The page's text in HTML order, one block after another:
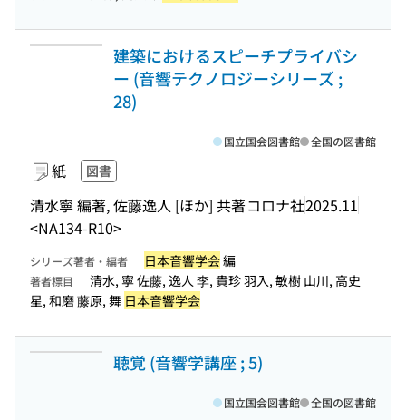
建築におけるスピーチプライバシ
ー (音響テクノロジーシリーズ ;
28)
紙 図書
清水寧 編著, 佐藤逸人 [ほか] 共著コロナ社2025.11
<NA134-R10>
国立国会図書館 全国の図書館
シリーズ著者・編者 日本音響学会編
著者標目
清水, 寧 佐藤, 逸人 李, 貴珍 羽入, 敏樹 山川, 高史
星, 和磨 藤原, 舞 日本音響学会
聴覚 (音響学講座 ; 5)
国立国会図書館 全国の図書館